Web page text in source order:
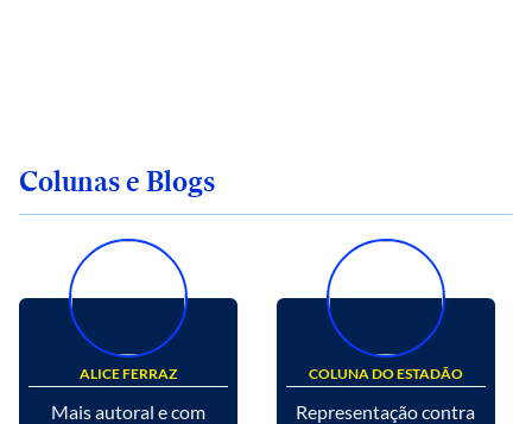
Colunas e Blogs
ALICE FERRAZ
Mais autoral e com
COLUNA DO ESTADÃO
Representação contra